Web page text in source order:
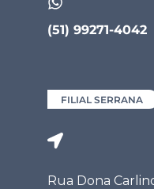
(51) 99271-4042
FILIAL SERRANA
Rua Dona